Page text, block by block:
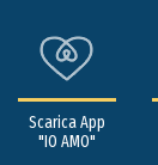
Scarica App
"IO AMO"